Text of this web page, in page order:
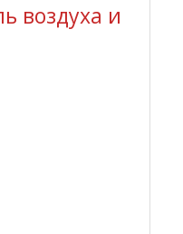
воздуха и